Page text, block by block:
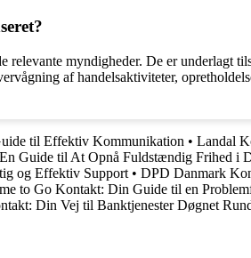
relevante myndigheder. De er
af handelsaktiviteter,
til Effektiv Kommunikation • Landal
Guide til At Opnå Fuldstændig Frihed i
og Effektiv Support • DPD Danmark
to Go Kontakt: Din Guide til en
Din Vej til Banktjenester Døgnet